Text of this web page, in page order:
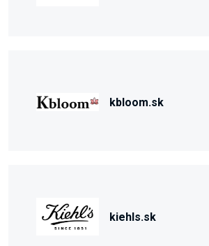
kbloom.sk
kiehls.sk